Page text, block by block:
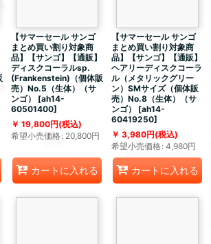
【サマーセール サンゴ
まとめ買い割り対象商
品】【サンゴ】【通販】
ディスクコーラルsp.
(Frankenstein)（個体販
売）No.5（生体）（サ
ンゴ）
[ah14-
60501400]
19,800円(税込)
希望小売価格: 20,800円
カートに入れる
【サマーセール サンゴ
まとめ買い割り対象商
品】【サンゴ】【通販】
ヘアリーディスクコーラ
ル（メタリックグリー
ン）SMサイズ（個体販
売）No.8（生体）（サ
ンゴ）
[ah14-
60419250]
3,980円(税込)
希望小売価格: 4,980円
カートに入れる